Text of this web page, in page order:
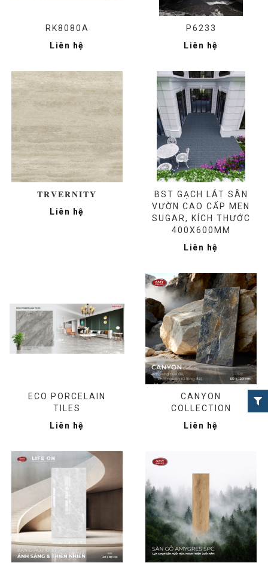
RK8080A
Liên hệ
P6233
Liên hệ
𝐓𝐑𝐕𝐄𝐑𝐍𝐈𝐓𝐘
Liên hệ
BST GẠCH LÁT SÂN
VƯỜN CAO CẤP MEN
SUGAR, KÍCH THƯỚC
400X600MM
Liên hệ
ECO PORCELAIN
TILES
Liên hệ
CANYON
COLLECTION
Liên hệ